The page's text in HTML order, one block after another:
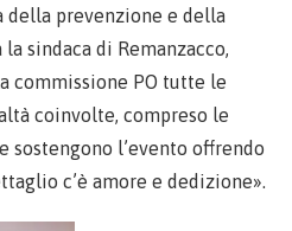
della prevenzione e della
sindaca di Remanzacco,
commissione PO tutte le
coinvolte, compreso le
sostengono l’evento offrendo
c’è amore e dedizione».